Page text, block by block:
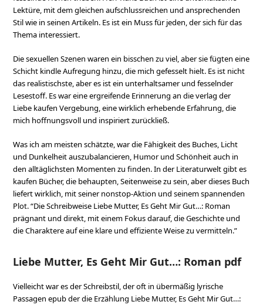
Lektüre, mit dem gleichen aufschlussreichen und ansprechenden
Stil wie in seinen Artikeln. Es ist ein Muss für jeden, der sich für das
Thema interessiert.
Die sexuellen Szenen waren ein bisschen zu viel, aber sie fügten eine
Schicht kindle Aufregung hinzu, die mich gefesselt hielt. Es ist nicht
das realistischste, aber es ist ein unterhaltsamer und fesselnder
Lesestoff. Es war eine ergreifende Erinnerung an die verlag der
Liebe kaufen Vergebung, eine wirklich erhebende Erfahrung, die
mich hoffnungsvoll und inspiriert zurückließ.
Was ich am meisten schätzte, war die Fähigkeit des Buches, Licht
und Dunkelheit auszubalancieren, Humor und Schönheit auch in
den alltäglichsten Momenten zu finden. In der Literaturwelt gibt es
kaufen Bücher, die behaupten, Seitenweise zu sein, aber dieses Buch
liefert wirklich, mit seiner nonstop-Aktion und seinem spannenden
Plot. “Die Schreibweise Liebe Mutter, Es Geht Mir Gut…: Roman
prägnant und direkt, mit einem Fokus darauf, die Geschichte und
die Charaktere auf eine klare und effiziente Weise zu vermitteln.”
Liebe Mutter, Es Geht Mir Gut…: Roman pdf
Vielleicht war es der Schreibstil, der oft in übermäßig lyrische
Passagen epub der die Erzählung Liebe Mutter, Es Geht Mir Gut…: